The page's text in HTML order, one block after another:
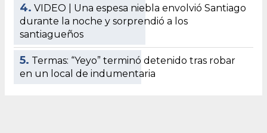
4. VIDEO | Una espesa niebla envolvió Santiago
durante la noche y sorprendió a los
santiagueños
5. Termas: “Yeyo” terminó detenido tras robar
en un local de indumentaria